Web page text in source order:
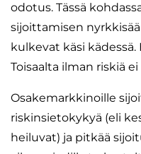
odotus. Tässä
sijoittamisen
kulkevat käsi
Toisaalta ilman riskiä
Osakemarkkinoille
riskinsietokykyä (eli
heiluvat) ja pitkää